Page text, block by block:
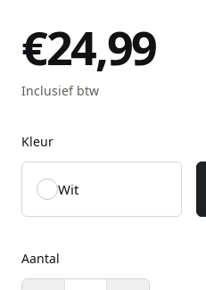
€24,99
Inclusief btw
Kleur
Wit
Aantal